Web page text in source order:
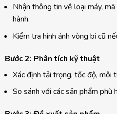
Nhận thông tin về loại máy,
hành.
Kiểm tra hình ảnh vòng bi cũ
Bước 2: Phân tích kỹ thuật
Xác định tải trọng, tốc độ, môi
So sánh với các sản phẩm phù